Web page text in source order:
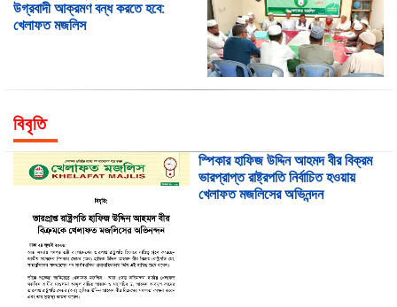
উগ্রবাদী আক্রমণ বন্ধ করতে হবে:
খেলাফত মজলিস
বিবৃতি
স্পিকার হাফিজ উদ্দিন আহমদ বীর বিক্রম
ভারপ্রাপ্ত রাষ্ট্রপতি নির্বাচিত হওয়ায়
খেলাফত মজলিসের অভিনন্দন